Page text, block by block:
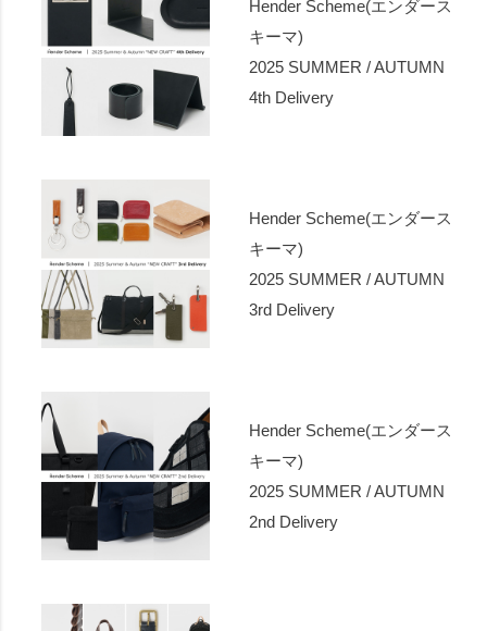
Hender Scheme(エンダース
キーマ)
2025 SUMMER / AUTUMN
4th Delivery
Hender Scheme(エンダース
キーマ)
2025 SUMMER / AUTUMN
3rd Delivery
Hender Scheme(エンダース
キーマ)
2025 SUMMER / AUTUMN
2nd Delivery